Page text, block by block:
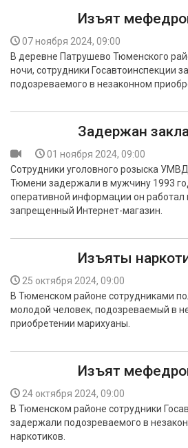
АРХИВ PDF
Изъят
07 ноября 2024, 09:00
В деревне Патрушево Тюменского
ночи, сотрудники Госавтоинспекции
подозреваемого в незаконном
Задержан
01 ноября 2024, 09:00
Сотрудники уголовного розыска
Тюмени задержали в мужчину 1993
оперативной информации он работал
запрещенный Интернет-магазин.
Изъяты
25 октября 2024, 09:00
В Тюменском районе сотрудниками
молодой человек, подозреваемый в
приобретении марихуаны.
Изъят
24 октября 2024, 09:00
В Тюменском районе сотрудники
задержали подозреваемого в
наркотиков.